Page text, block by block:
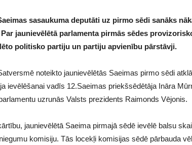
sasaukuma deputāti uz pirmo sēdi sanāks
jaunievēlētā parlamenta pirmās sēdes
politisko partiju un partiju apvienību pārstāvji.
noteikto jaunievēlētās Saeimas pirmo sēdi
ievēlēšanai vadīs 12.Saeimas priekšsēdētāja Ināra
uzrunās Valsts prezidents Raimonds Vējonis.
jaunievēlētā Saeima pirmajā sēdē ievēlē balsu
komisiju. Tās locekļi komisijas sēdē pārbauda